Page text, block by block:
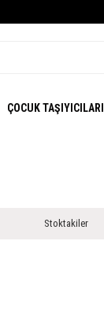
ÇOCUK TAŞIYICILARI
Stoktakiler